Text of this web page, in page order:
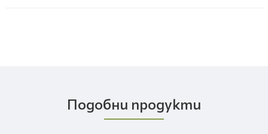
Подобни продукти